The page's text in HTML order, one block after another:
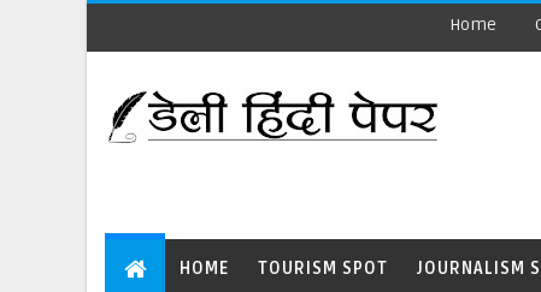
Home
HOME TOURISM SPOT JOURNALISM